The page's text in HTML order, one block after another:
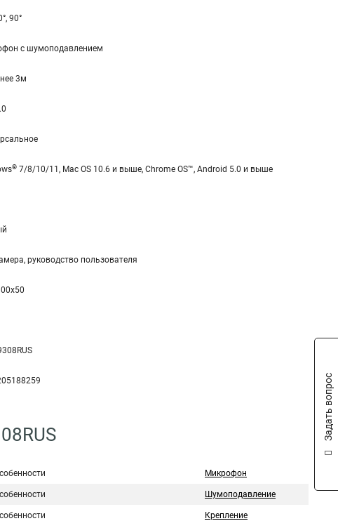
90°
с шумоподавлением
3м
® 7/8/10/11, Mac OS 10.6 и выше, Chrome OS™, Android 5.0 и выше
руководство пользователя
Микрофон
Шумоподавление
Крепление
Задать вопрос